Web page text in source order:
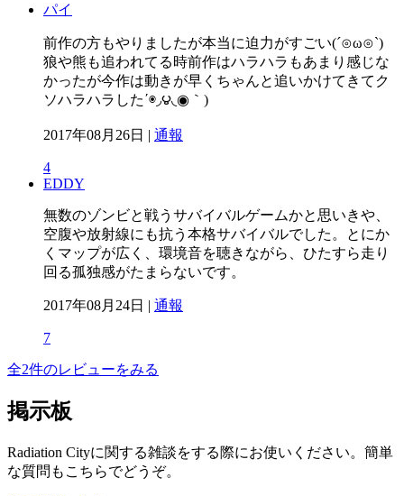
パイ
前作の方もやりましたが本当に迫力がすごい(´⊙ω⊙`)
狼や熊も追われてる時前作はハラハラもあまり感じな
かったが今作は動きが早くちゃんと追いかけてきてク
ソハラハラした΄◉◞౪◟◉｀)
2017年08月26日 | 通報
4
EDDY
無数のゾンビと戦うサバイバルゲームかと思いきや、
空腹や放射線にも抗う本格サバイバルでした。とにか
くマップが広く、環境音を聴きながら、ひたすら走り
回る孤独感がたまらないです。
2017年08月24日 | 通報
7
全2件のレビューをみる
掲示板
Radiation Cityに関する雑談をする際にお使いください。簡単
な質問もこちらでどうぞ。